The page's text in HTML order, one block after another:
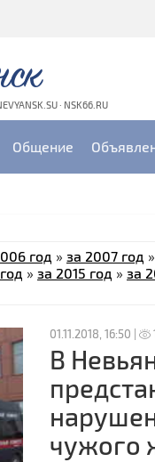
· NSK66.RU
Общение
год » за 2007 год »
» за 2015 год » за
01.11.2018, 16:50 |
В
чужого